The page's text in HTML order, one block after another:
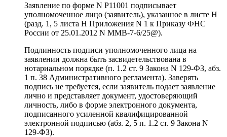
Заявление по форме N Р11001 подписывает
уполномоченное лицо (заявитель), указанное в листе Н
(разд. 1, 5 листа Н Приложения N 1 к Приказу ФНС
России от 25.01.2012 N ММВ-7-6/25@).
Подлинность подписи уполномоченного лица на
заявлении должна быть засвидетельствована в
нотариальном порядке (п. 1.2 ст. 9 Закона N 129-ФЗ, абз.
1 п. 38 Административного регламента). Заверять
подпись не требуется, если заявитель подает заявление
лично и представляет документ, удостоверяющий
личность, либо в форме электронного документа,
подписанного усиленной квалифицированной
электронной подписью (абз. 2, 5 п. 1.2 ст. 9 Закона N
129-ФЗ).